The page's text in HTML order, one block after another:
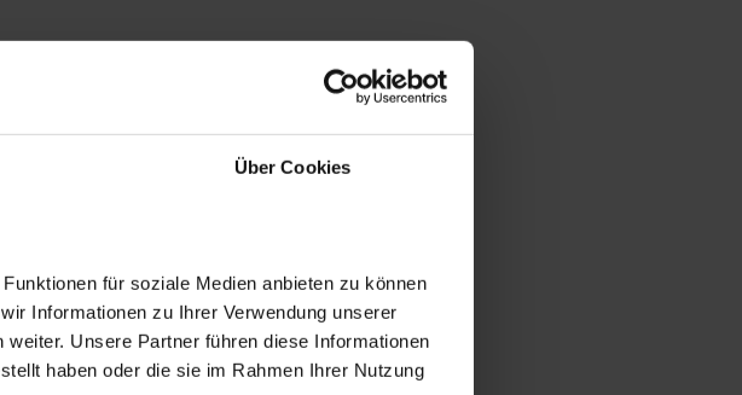
Über Cookies
für soziale Medien anbieten zu können
Informationen zu Ihrer Verwendung unserer
Unsere Partner führen diese Informationen
haben oder die sie im Rahmen Ihrer Nutzung